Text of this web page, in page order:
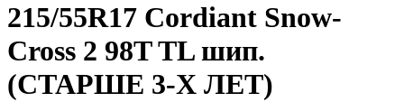
215/55R17 Cordiant Snow-
Cross 2 98T TL шип.
(СТАРШЕ 3-Х ЛЕТ)